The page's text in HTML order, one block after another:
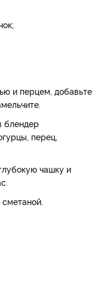
и перцем, добавьте
блендер
перец,
чашку и